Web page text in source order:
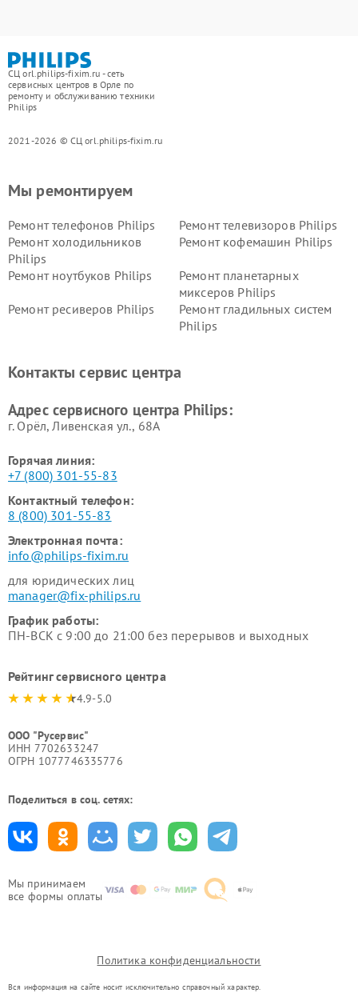
СЦ orl.philips-fixim.ru - сеть
сервисных центров в Орле по
ремонту и обслуживанию техники
Philips
2021-2026 © СЦ orl.philips-fixim.ru
Мы принимаем
все формы оплаты
Мы ремонтируем
Ремонт телефонов Philips
Ремонт телевизоров Philips
Ремонт холодильников
Philips
Ремонт кофемашин Philips
Ремонт ноутбуков Philips
Ремонт планетарных
миксеров Philips
Ремонт ресиверов Philips
Ремонт гладильных систем
Philips
Ремонт стиральных машин
Ремонт увлажнителей
Контакты сервис центра
Адрес сервисного центра Philips:
г. Орёл, Ливенская ул., 68А
Горячая линия:
+7 (800) 301-55-83
Контактный телефон:
8 (800) 301-55-83
Электронная почта:
info@philips-fixim.ru
для юридических лиц
manager@fix-philips.ru
График работы:
ПН-ВСК с 9:00 до 21:00 без перерывов и выходных
Рейтинг сервисного центра
4.9-5.0
ООО "Русервис"
ИНН 7702633247
ОГРН 1077746335776
Поделиться в соц. сетях:
Политика конфиденциальности
Вся информация на сайте носит исключительно справочный характер.